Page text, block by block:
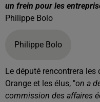
un frein pour les
Philippe Bolo
Philippe Bolo
Le député rencontrera
Orange et les élus, "on a
commission des affaires